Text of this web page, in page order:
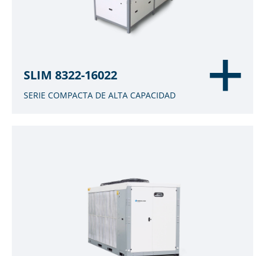
SLIM 8322-16022
SERIE COMPACTA DE ALTA CAPACIDAD